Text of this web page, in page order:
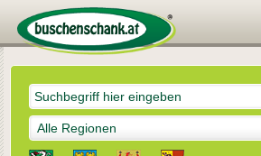
Alle Regionen